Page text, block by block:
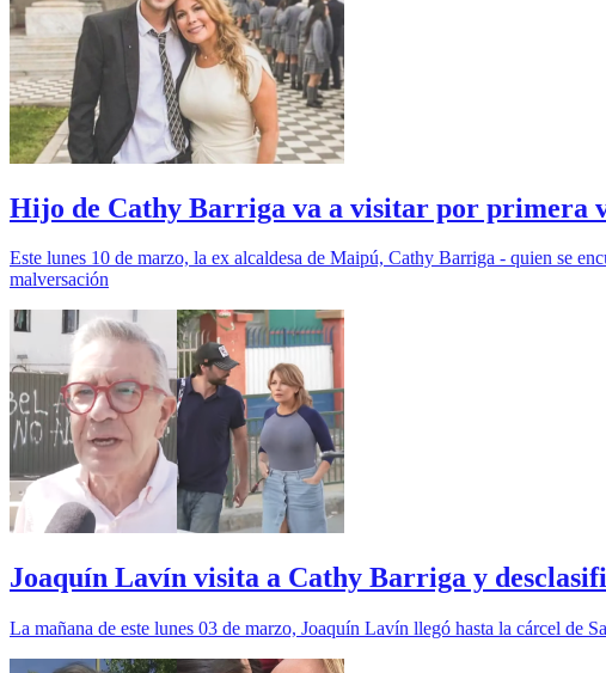
Hijo de Cathy Barriga va a visitar por primera
Este lunes 10 de marzo, la ex alcaldesa de Maipú, Cathy Barriga - quien se
malversación
Joaquín Lavín visita a Cathy Barriga y
La mañana de este lunes 03 de marzo, Joaquín Lavín llegó hasta la cárcel de